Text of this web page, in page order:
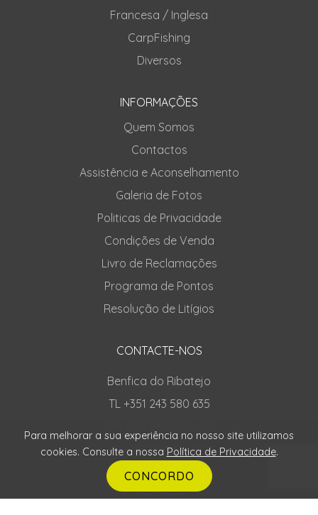
Francesa / Inglesa
CarpFishing
Diversos
INFORMAÇÕES
Quem Somos
Contactos
Assistência e Aconselhamento
Galeria de Fotos
Politicas de Privacidade
Condições de Venda
Livro de Reclamações
Programa de Pontos
Resolução de Litígios
CONTACTE-NOS
Benfica do Ribatejo
TL +351 243 580 635
TM +351 924 348 482
SIGA-NOS
Para melhorar a sua experiência no nosso site utilizamos
cookies. Consulte a nossa Política de Privacidade.
CONCORDO